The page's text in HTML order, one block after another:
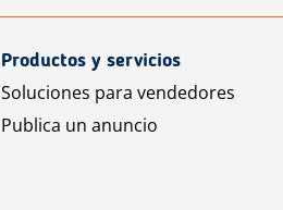
Productos y servicios
Soluciones para vendedores
Publica un anuncio